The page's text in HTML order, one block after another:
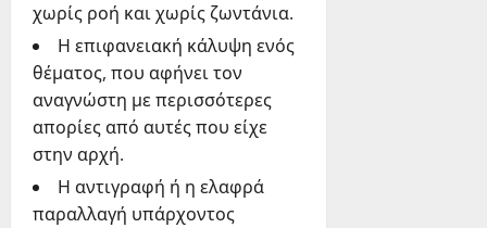
χωρίς ροή και χωρίς ζωντάνια.
Η επιφανειακή κάλυψη ενός
θέματος, που αφήνει τον
αναγνώστη με περισσότερες
απορίες από αυτές που είχε
στην αρχή.
Η αντιγραφή ή η ελαφρά
παραλλαγή υπάρχοντος